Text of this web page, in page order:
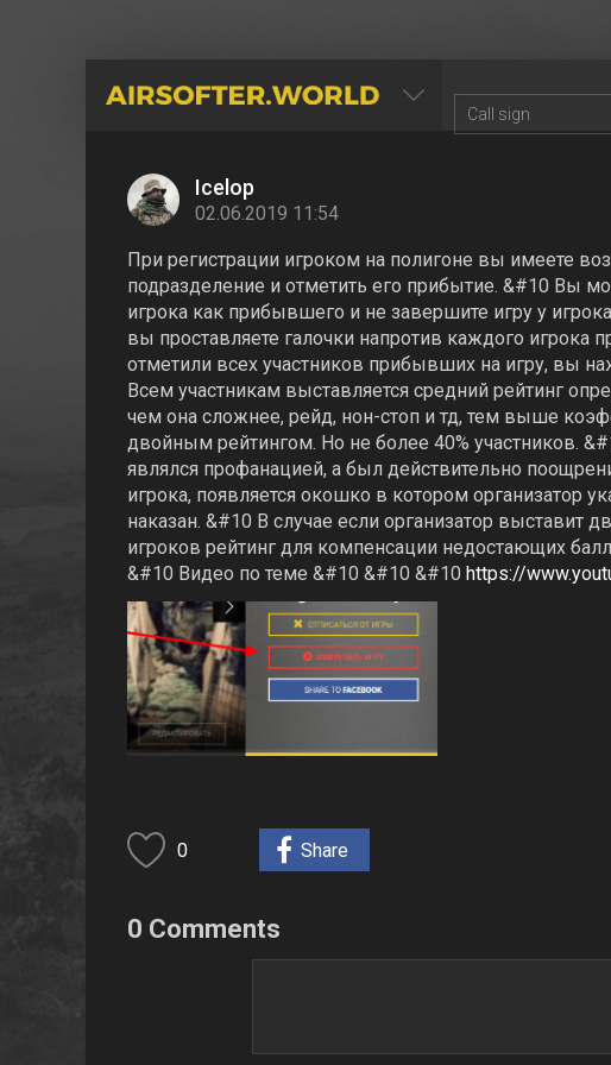
AIRSOFTER.WORLD
Icelop
02.06.2019 11:54
При регистрации игроком на полигоне вы имеете
подразделение и отметить его прибытие. &#10 Вы
игрока как прибывшего и не завершите игру у
вы проставляете галочки напротив каждого
отметили всех участников прибывших на игру, вы
Всем участникам выставляется средний рейтинг
чем она сложнее, рейд, нон-стоп и тд, тем выше
двойным рейтингом. Но не более 40% участников.
являлся профанацией, а был действительно
игрока, появляется окошко в котором организатор
наказан. &#10 В случае если организатор выставит
игроков рейтинг для компенсации недостающих
&#10 Видео по теме &#10 &#10 &#10 https://
0 Share
0 Comments